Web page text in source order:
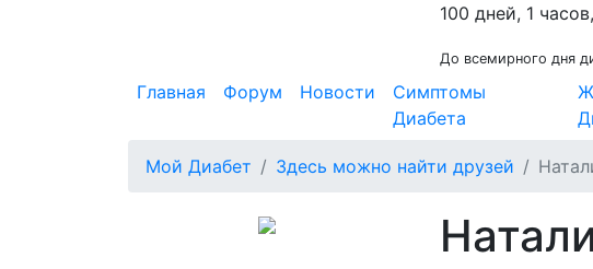
100 дней, 1
До всемирного дня
Главная Форум Новости
Симптомы
Диабета
Мой Диабет Здесь можно найти друзей